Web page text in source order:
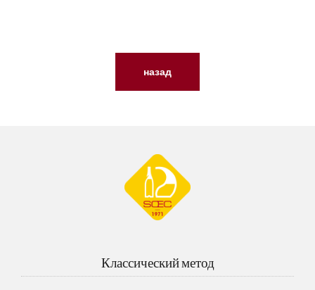
назад
Классический метод